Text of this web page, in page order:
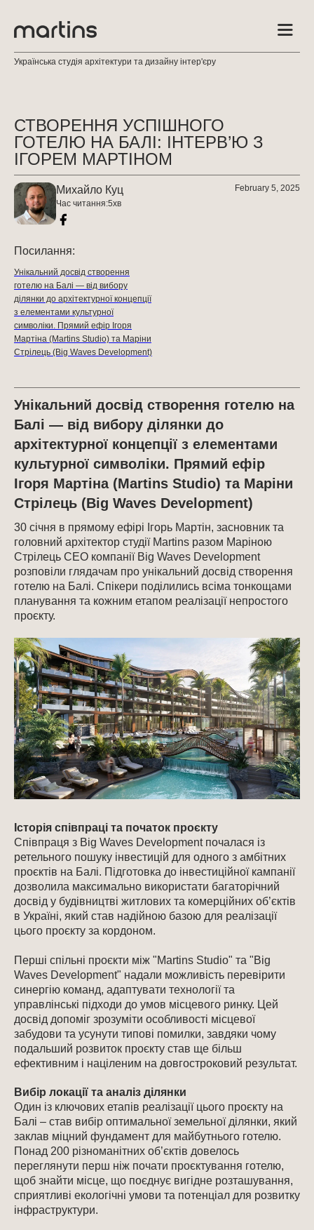
Українська студія архітектури та дизайну інтер'єру
СТВОРЕННЯ УСПІШНОГО
ГОТЕЛЮ НА БАЛІ: ІНТЕРВ’Ю З
ІГОРЕМ МАРТІНОМ
Михайло Куц
Час читання:5хв
February 5, 2025
Посилання:
Унікальний досвід створення
готелю на Балі — від вибору
ділянки до архітектурної концепції
з елементами культурної
символіки. Прямий ефір Ігоря
Мартіна (Martins Studio) та Маріни
Стрілець (Big Waves Development)
Унікальний досвід створення готелю на
Балі — від вибору ділянки до
архітектурної концепції з елементами
культурної символіки. Прямий ефір
Ігоря Мартіна (Martins Studio) та Маріни
Стрілець (Big Waves Development)
30 січня в прямому ефірі Ігорь Мартін, засновник та
головний архітектор студії Martins разом Маріною
Стрілець CEO компанії Big Waves Development
розповіли глядачам про унікальний досвід створення
готелю на Балі. Спікери поділились всіма тонкощами
планування та кожним етапом реалізації непростого
проєкту.
Історія співпраці та початок проєкту
Співпраця з Big Waves Development почалася із
ретельного пошуку інвестицій для одного з амбітних
проєктів на Балі. Підготовка до інвестиційної кампанії
дозволила максимально використати багаторічний
досвід у будівництві житлових та комерційних об’єктів
в Україні, який став надійною базою для реалізації
цього проєкту за кордоном.
Перші спільні проєкти між "Martins Studio" та "Big
Waves Development" надали можливість перевірити
синергію команд, адаптувати технології та
управлінські підходи до умов місцевого ринку. Цей
досвід допоміг зрозуміти особливості місцевої
забудови та усунути типові помилки, завдяки чому
подальший розвиток проєкту став ще більш
ефективним і націленим на довгостроковий результат.
Вибір локації та аналіз ділянки
Один із ключових етапів реалізації цього проєкту на
Балі – став вибір оптимальної земельної ділянки, який
заклав міцний фундамент для майбутнього готелю.
Понад 200 різноманітних об’єктів довелось
переглянути перш ніж почати проєктування готелю,
щоб знайти місце, що поєднує вигідне розташування,
сприятливі екологічні умови та потенціал для розвитку
інфраструктури.